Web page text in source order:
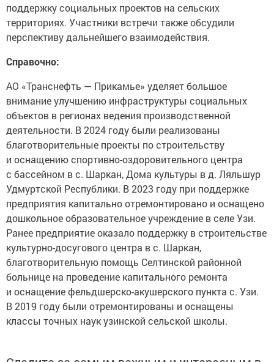
поддержку социальных проектов на сельских
территориях. Участники встречи также обсудили
перспективу дальнейшего взаимодействия.
Справочно:
АО «Транснефть — Прикамье» уделяет большое
внимание улучшению инфраструктуры социальных
объектов в регионах ведения производственной
деятельности. В 2024 году были реализованы
благотворительные проекты по строительству
и оснащению спортивно-оздоровительного центра
с бассейном в с. Шаркан, Дома культуры в д. Ляльшур
Удмуртской Республики. В 2023 году при поддержке
предприятия капитально отремонтировано и оснащено
дошкольное образовательное учреждение в селе Узи.
Ранее предприятие оказало поддержку в строительстве
культурно-досугового центра в с. Шаркан,
благотворительную помощь Селтинской районной
больнице на проведение капитального ремонта
и оснащение фельдшерско-акушерского пункта с. Узи.
В 2019 году были отремонтированы и оснащены
классы точных наук узинской сельской школы.